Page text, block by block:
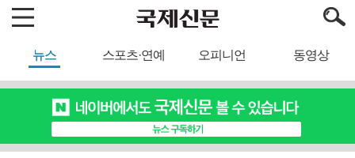
뉴스 스포츠·연예 오피니언 동영상